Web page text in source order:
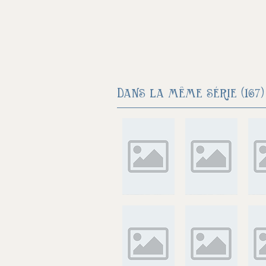
Dans la même série